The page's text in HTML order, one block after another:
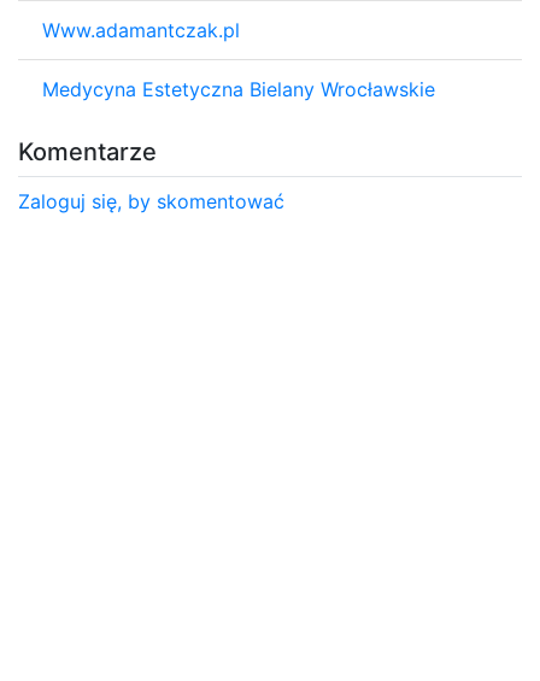
Www.adamantczak.pl
Medycyna Estetyczna Bielany Wrocławskie
Komentarze
Zaloguj się, by skomentować